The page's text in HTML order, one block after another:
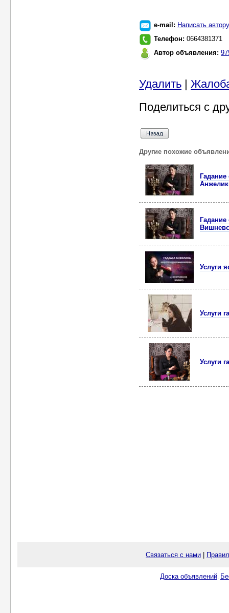
e-mail: Написать автору
Телефон: 0664381371
Автор объявления:
Удалить |
Поделиться с
Другие похожие
Услуги
Услуги
Услуги
Связаться с нами
Доска объявлений.